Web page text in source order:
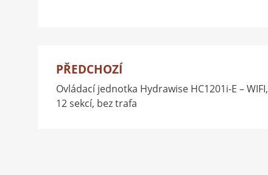
Navigace
pro
PŘEDCHOZÍ
Ovládací jednotka Hydrawise HC1201i-E – WIFI,
12 sekcí, bez trafa